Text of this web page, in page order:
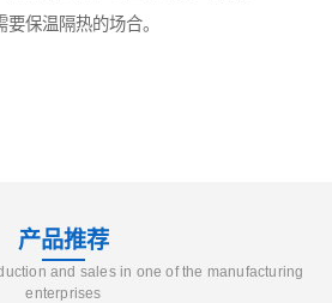
保温隔热的场合。
产品推荐
and sales in one of the manufacturing
enterprises